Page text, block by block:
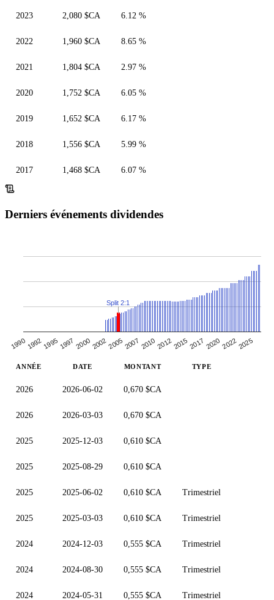
2023 2,080 $CA 6.12 %
2022 1,960 $CA 8.65 %
2021 1,804 $CA 2.97 %
2020 1,752 $CA 6.05 %
2019 1,652 $CA 6.17 %
2018 1,556 $CA 5.99 %
2017 1,468 $CA 6.07 %
Derniers événements dividendes
1990 19921995 1997 2000200220052007 2010201220152017 202020222025
Split 2:1
ANNÉE DATE MONTANT TYPE
2026 2026-06-02 0,670 $CA
2026 2026-03-03 0,670 $CA
2025 2025-12-03 0,610 $CA
2025 2025-08-29 0,610 $CA
2025 2025-06-02 0,610 $CA Trimestriel
2025 2025-03-03 0,610 $CA Trimestriel
2024 2024-12-03 0,555 $CA Trimestriel
2024 2024-08-30 0,555 $CA Trimestriel
2024 2024-05-31 0,555 $CA Trimestriel